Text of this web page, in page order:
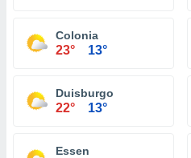
Colonia
23° 13°
Duisburgo
22° 13°
Essen